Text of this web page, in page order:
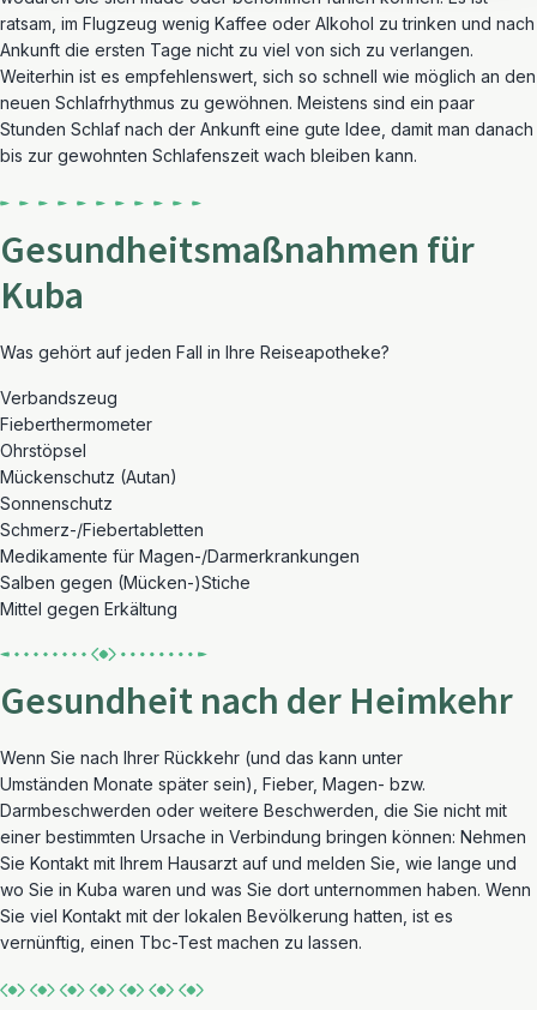
ratsam, im Flugzeug wenig Kaffee oder Alkohol zu trinken und nach
Ankunft die ersten Tage nicht zu viel von sich zu verlangen.
Weiterhin ist es empfehlenswert, sich so schnell wie möglich an den
neuen Schlafrhythmus zu gewöhnen. Meistens sind ein paar
Stunden Schlaf nach der Ankunft eine gute Idee, damit man danach
bis zur gewohnten Schlafenszeit wach bleiben kann.
Gesundheitsmaßnahmen für
Kuba
Was gehört auf jeden Fall in Ihre Reiseapotheke?
Verbandszeug
Fieberthermometer
Ohrstöpsel
Mückenschutz (Autan)
Sonnenschutz
Schmerz-/Fiebertabletten
Medikamente für Magen-/Darmerkrankungen
Salben gegen (Mücken-)Stiche
Mittel gegen Erkältung
Gesundheit nach der Heimkehr
Wenn Sie nach Ihrer Rückkehr (und das kann unter
Umständen Monate später sein), Fieber, Magen- bzw.
Darmbeschwerden oder weitere Beschwerden, die Sie nicht mit
einer bestimmten Ursache in Verbindung bringen können: Nehmen
Sie Kontakt mit Ihrem Hausarzt auf und melden Sie, wie lange und
wo Sie in Kuba waren und was Sie dort unternommen haben. Wenn
Sie viel Kontakt mit der lokalen Bevölkerung hatten, ist es
vernünftig, einen Tbc-Test machen zu lassen.